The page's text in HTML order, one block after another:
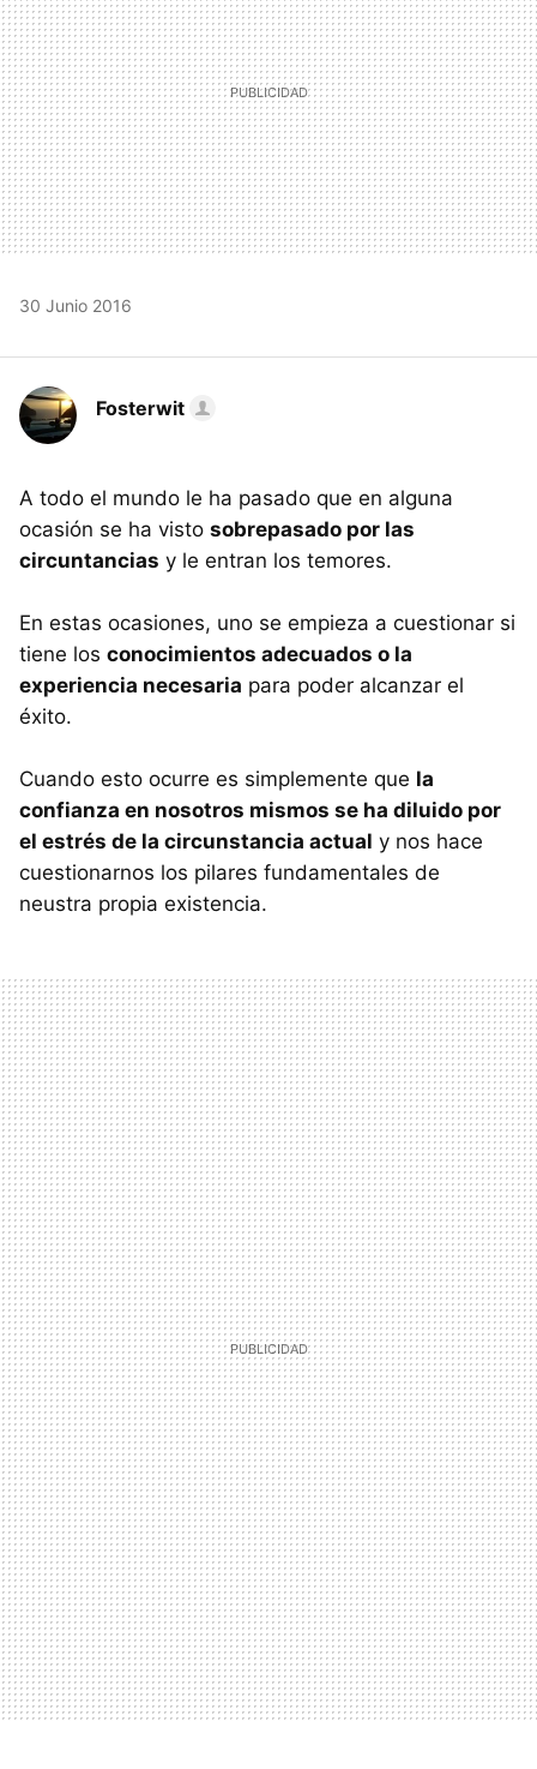
30 Junio 2016
Fosterwit
A todo el mundo le ha pasado que en alguna
ocasión se ha visto sobrepasado por las
circuntancias y le entran los temores.
En estas ocasiones, uno se empieza a cuestionar si
tiene los conocimientos adecuados o la
experiencia necesaria para poder alcanzar el
éxito.
Cuando esto ocurre es simplemente que la
confianza en nosotros mismos se ha diluido por
el estrés de la circunstancia actual y nos hace
cuestionarnos los pilares fundamentales de
neustra propia existencia.